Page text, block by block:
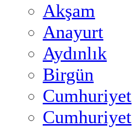
Akşam
Anayurt
Aydınlık
Birgün
Cumhuriyet
Cumhuriyet